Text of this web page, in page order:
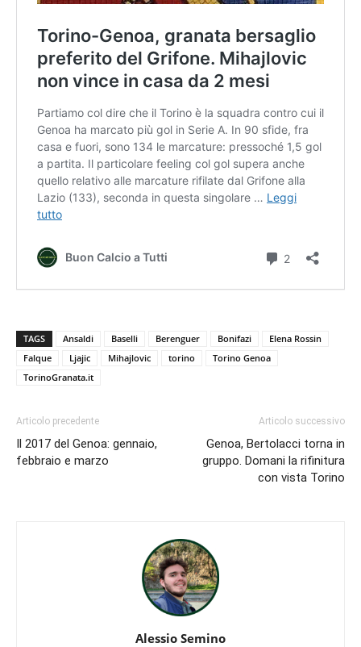
TAGS Ansaldi Baselli Berenguer Bonifazi
Elena Rossin
Falque
Ljajic Mihajlovic torino
Torino Genoa
TorinoGranata.it
Articolo precedente
Il 2017 del Genoa: gennaio,
febbraio e marzo
Articolo successivo
Genoa, Bertolacci torna in
gruppo. Domani la rifinitura
con vista Torino
Alessio Semino